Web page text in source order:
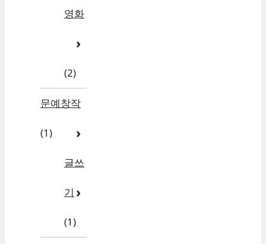
영화
(2)
문예창작
(1)
글쓰
기
(1)